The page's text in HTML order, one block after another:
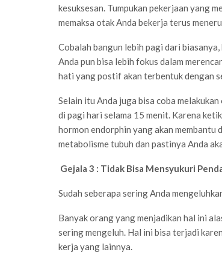
kesuksesan. Tumpukan pekerjaan yang
memaksa otak Anda bekerja terus
Cobalah bangun lebih pagi dari
Anda pun bisa lebih fokus dalam
hati yang postif akan terbentuk dengan
Selain itu Anda juga bisa coba
di pagi hari selama 15 menit. Karena
hormon endorphin yang akan membantu
metabolisme tubuh dan pastinya Anda
Gejala 3 : Tidak Bisa Mensyukuri
Sudah seberapa sering Anda
Banyak orang yang menjadikan hal ini
sering mengeluh. Hal ini bisa terjadi
kerja yang lainnya.